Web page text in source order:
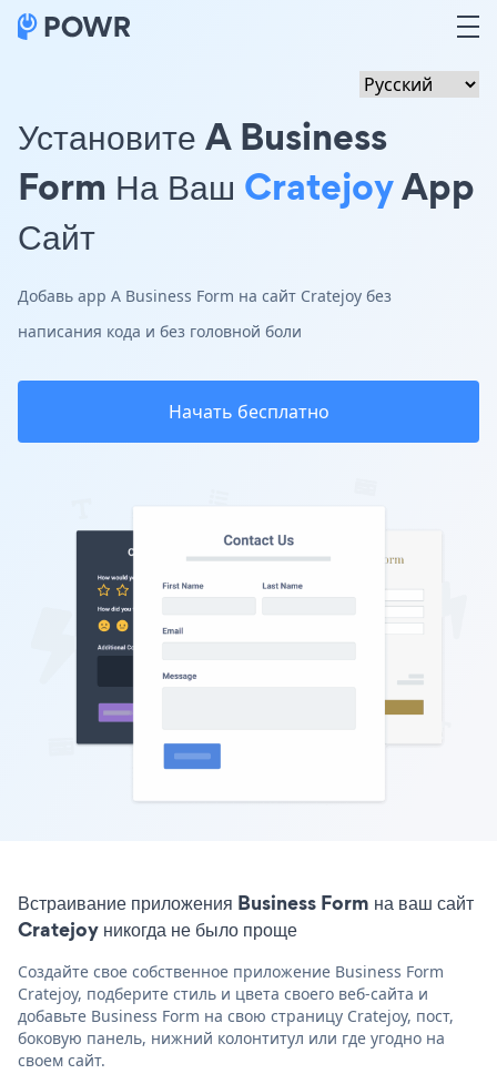
Установите A Business
Form На Ваш CratejoyApp
Сайт
Добавь app A Business Form на сайт Cratejoy без
написания кода и без головной боли
Начать бесплатно
Встраивание приложения Business Form на ваш сайт
Cratejoy никогда не было проще
Создайте свое собственное приложение Business Form
Cratejoy, подберите стиль и цвета своего веб-сайта и
добавьте Business Form на свою страницу Cratejoy, пост,
боковую панель, нижний колонтитул или где угодно на
своем сайт.